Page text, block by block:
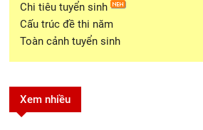
Chi tiêu tuyển sinh
Cấu trúc đề thi năm
Toàn cảnh tuyển sinh
Xem nhiều